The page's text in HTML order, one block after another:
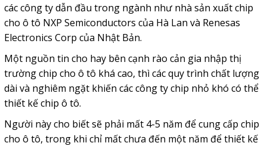
các công ty dẫn đầu trong ngành như nhà sản xuất chip
cho ô tô NXP Semiconductors của Hà Lan và Renesas
Electronics Corp của Nhật Bản.
Một nguồn tin cho hay bên cạnh rào cản gia nhập thị
trường chip cho ô tô khá cao, thì các quy trình chất lượng
dài và nghiêm ngặt khiến các công ty chip nhỏ khó có thể
thiết kế chip ô tô.
Người này cho biết sẽ phải mất 4-5 năm để cung cấp chip
cho ô tô, trong khi chỉ mất chưa đến một năm để thiết kế